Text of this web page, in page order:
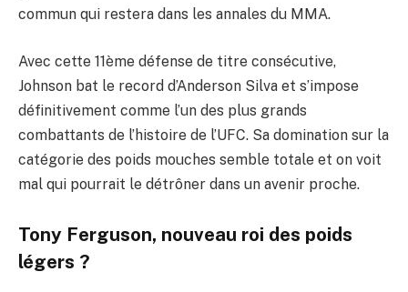
commun qui restera dans les annales du MMA.
Avec cette 11ème défense de titre consécutive,
Johnson bat le record d’Anderson Silva et s’impose
définitivement comme l’un des plus grands
combattants de l’histoire de l’UFC. Sa domination sur la
catégorie des poids mouches semble totale et on voit
mal qui pourrait le détrôner dans un avenir proche.
Tony Ferguson, nouveau roi des poids
légers ?